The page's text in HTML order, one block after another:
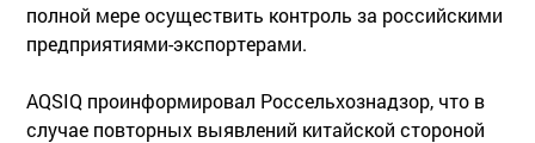
полной мере осуществить контроль за российскими
предприятиями-экспортерами.
AQSIQ проинформировал Россельхознадзор, что в
случае повторных выявлений китайской стороной